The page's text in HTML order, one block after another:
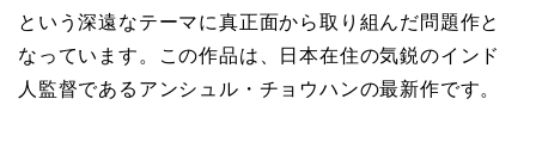
という深遠なテーマに真正面から取り組んだ問題作と
なっています。この作品は、日本在住の気鋭のインド
人監督であるアンシュル・チョウハンの最新作です。